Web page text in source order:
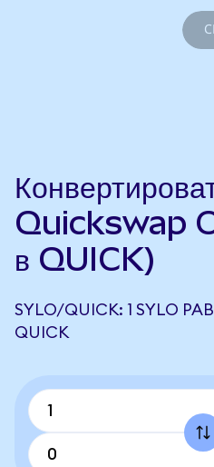
Quickswap
в QUICK)
SYLO/QUICK: 1 SYLO
QUICK